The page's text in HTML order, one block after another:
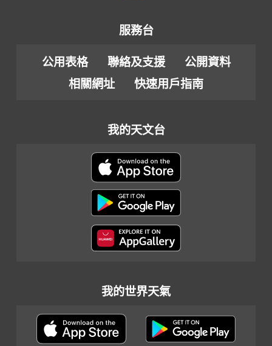
服務台
公用表格 聯絡及支援
公開資料
相關網址
快速用戶指南
我的天文台
我的世界天氣